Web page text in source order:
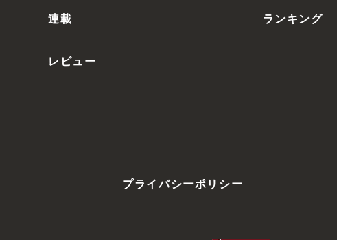
連載 ランキング
レビュー
プライバシーポリシー